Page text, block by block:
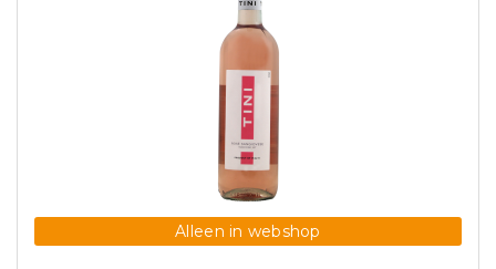
Alleen in webshop